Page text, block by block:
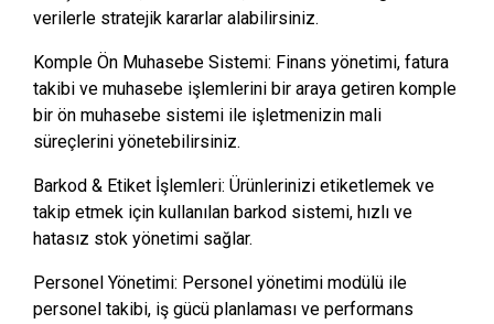
verilerle stratejik kararlar alabilirsiniz.
Komple Ön Muhasebe Sistemi: Finans yönetimi, fatura
takibi ve muhasebe işlemlerini bir araya getiren komple
bir ön muhasebe sistemi ile işletmenizin mali
süreçlerini yönetebilirsiniz.
Barkod & Etiket İşlemleri: Ürünlerinizi etiketlemek ve
takip etmek için kullanılan barkod sistemi, hızlı ve
hatasız stok yönetimi sağlar.
Personel Yönetimi: Personel yönetimi modülü ile
personel takibi, iş gücü planlaması ve performans